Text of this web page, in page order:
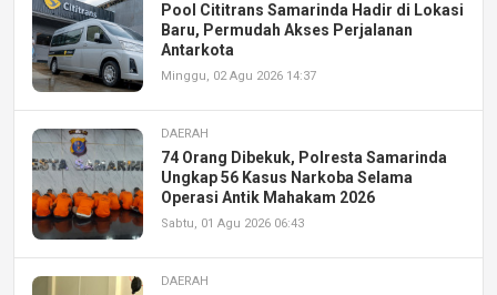
Pool Cititrans Samarinda Hadir di Lokasi
Baru, Permudah Akses Perjalanan
Antarkota
Minggu, 02 Agu 2026 14:37
DAERAH
74 Orang Dibekuk, Polresta Samarinda
Ungkap 56 Kasus Narkoba Selama
Operasi Antik Mahakam 2026
Sabtu, 01 Agu 2026 06:43
DAERAH